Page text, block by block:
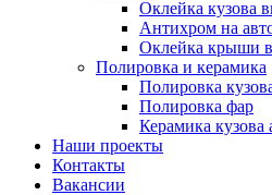
Оклейка кузова
Антихром на
Оклейка крыши
Полировка и керамика
Полировка
Полировка фар
Керамика кузова
Наши проекты
Контакты
Вакансии